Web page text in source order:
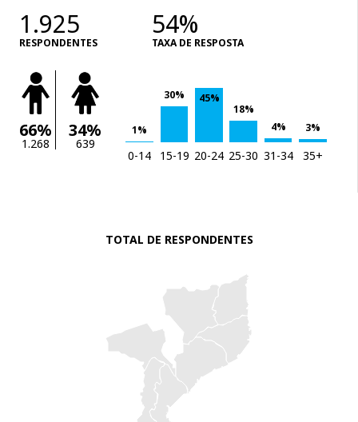
1.925
RESPONDENTES
54%
TAXA DE RESPOSTA
66%
1.268
34%
639
1%
30%
45%
18%
4%
3%
0-14 15-19 20-24 25-30 31-34 35+
TOTAL DE RESPONDENTES